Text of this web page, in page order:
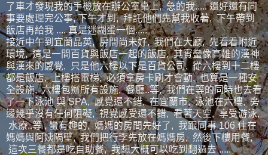
了車才發現我的手機放在辦公室桌上, 急的我..... 還好還有同
事要處理完公事, 下午才到, 拜託他們先幫我收著, 下午帶到
飯店再給我 .... 真是迷糊蛋一個.....
接近中午到宜蘭晶英, 房間尚未好, 我們在大廳, 先看看附近
環境, 這是一間百貨與飯店一起的飯店, 其實蠻像高雄的漢神
與漢來的感覺, 只是他六樓以下是百貨公司, 從六樓到十二樓
都是飯店, 上樓搭電梯, 必須拿房卡刷才會動, 也算是一種安
全設施, 六樓包辦所有設施, 餐廳..等, 我們在等的同時也去看
了一下泳池 與 SPA, 感覺還不錯, 在宜蘭市, 泳池在六樓, 旁
邊幾乎沒有任何阻礙, 視覺感受還不錯, 看著天空, 享受游泳,
水療..等 , 蠻有趣的, 媽媽的房間先好了, 我跟同事 106 住在
媽媽與阿姨隔壁, 我們把行李先放在媽媽房, 然後下樓用餐,
這次三餐都是吃自助餐, 我想大概可以吃到翻過去 .....